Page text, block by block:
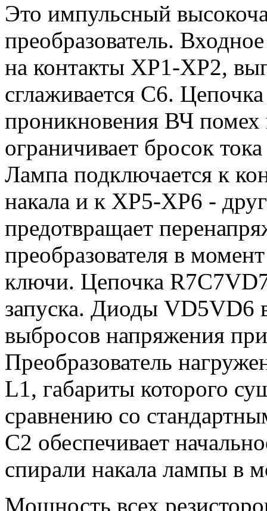
Это импульсный
преобразователь.
на контакты XP1-XP2,
сглаживается C6.
проникновения ВЧ помех
ограничивает бросок
Лампа подключается к
накала и к XP5-XP6 -
предотвращает
преобразователя в
ключи. Цепочка
запуска. Диоды VD5VD6
выбросов напряжения
Преобразователь
L1, габариты которого
сравнению со
C2 обеспечивает
спирали накала лампы в
Мощность всех